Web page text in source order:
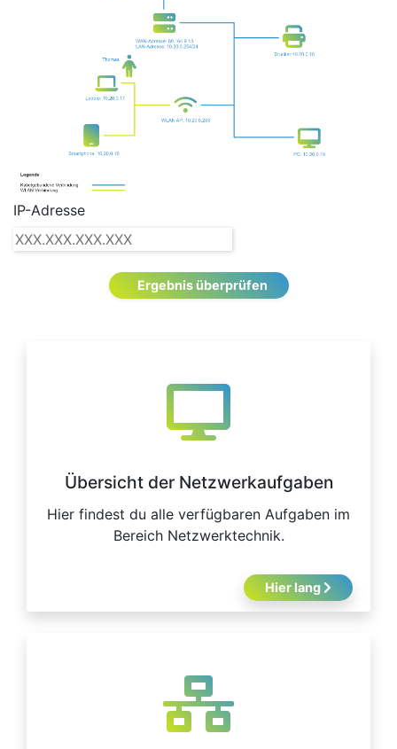
IP-Adresse
Ergebnis überprüfen
Übersicht der Netzwerkaufgaben
Hier findest du alle verfügbaren Aufgaben im
Bereich Netzwerktechnik.
Hier lang